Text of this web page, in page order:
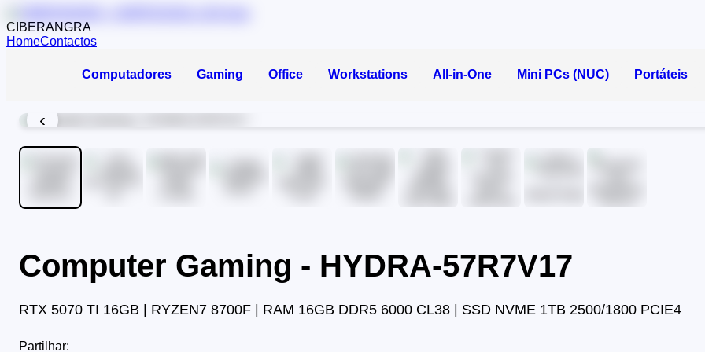
CIBERANGRA
HomeContactos
Computadores Gaming Office Workstations All-in-One Mini PCs (NUC) Portáteis
‹
Computer Gaming - HYDRA-57R7V17
RTX 5070 TI 16GB | RYZEN7 8700F | RAM 16GB DDR5 6000 CL38 | SSD NVME 1TB 2500/1800 PCIE4
Partilhar: